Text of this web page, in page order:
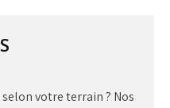
votre terrain ? Nos